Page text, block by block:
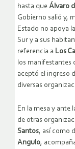
hasta que Álvaro
Gobierno salió y,
Estado no apoya
Sur y a sus
referencia a Los
los manifestantes
aceptó el ingreso
diversas
En la mesa y ante
de otras
Santos, así como
Angulo,